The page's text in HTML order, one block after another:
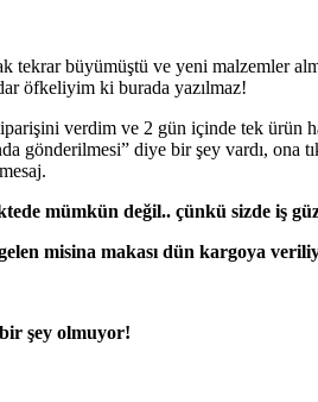
tekrar büyümüştü ve yeni malzemler
öfkeliyim ki burada yazılmaz!
verdim ve 2 gün içinde tek ürün
gönderilmesi” diye bir şey vardı, ona
mümkün değil.. çünkü sizde iş
misina makası dün kargoya
şey olmuyor!